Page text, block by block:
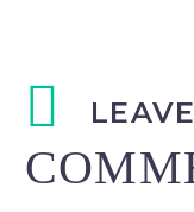
LEAVE